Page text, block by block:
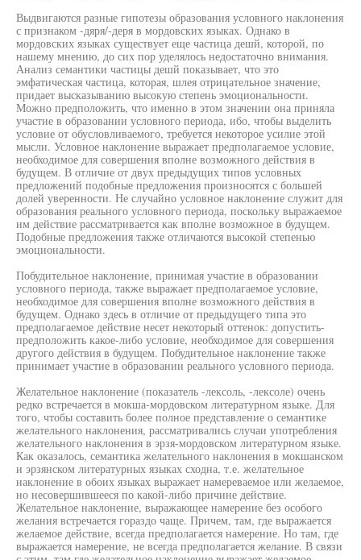
Выдвигаются разные гипотезы образования условного наклонения
с признаком -дяря/-деря в мордовских языках. Однако в
мордовских языках существует еще частица дешй, которой, по
нашему мнению, до сих пор уделялось недостаточно внимания.
Анализ семантики частицы дешй показывает, что это
эмфатическая частица, которая, шлея отрицательное значение,
придает высказыванию высокую степень эмоциональности.
Можно предположить, что именно в этом значении она приняла
участие в образовании условного периода, ибо, чтобы выделить
условие от обусловливаемого, требуется некоторое усилие этой
мысли. Условное наклонение выражает предполагаемое условие,
необходимое для совершения вполне возможного действия в
будущем. В отличие от двух предыдущих типов условных
предложений подобные предложения произносятся с большей
долей уверенности. Не случайно условное наклонение служит для
образования реального условного периода, поскольку выражаемое
им действие рассматривается как вполне возможное в будущем.
Подобные предложения также отличаются высокой степенью
эмоциональности.
Побудительное наклонение, принимая участие в образовании
условного периода, также выражает предполагаемое условие,
необходимое для совершения вполне возможного действия в
будущем. Однако здесь в отличие от предыдущего типа это
предполагаемое действие несет некоторый оттенок: допустить-
предположить какое-либо условие, необходимое для совершения
другого действия в будущем. Побудительное наклонение также
принимает участие в образовании реального условного периода.
Желательное наклонение (показатель -лексоль, -лексоле) очень
редко встречается в мокша-мордовском литературном языке. Для
того, чтобы составить более полное представление о семантике
желательного наклонения, рассматривались случаи употребления
желательного наклонения в эрзя-мордовском литературном языке.
Как оказалось, семантика желательного наклонения в мокшанском
и эрзянском литературных языках сходна, т.е. желательное
наклонение в обоих языках выражает намереваемое или желаемое,
но несовершившееся по какой-либо причине действие.
Желательное наклонение, выражающее намерение без особого
желания встречается гораздо чаще. Причем, там, где выражается
желаемое действие, всегда предполагается намерение. Но там, где
выражается намерение, не всегда предполагается желание. В связи